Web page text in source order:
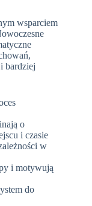
wsparciem
bardziej
o
i czasie
w
i motywują
do